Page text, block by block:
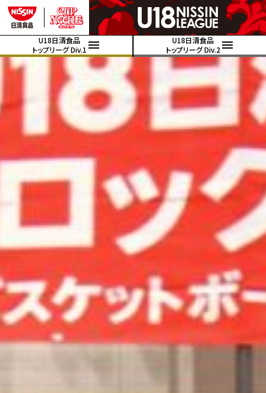
U18日清食品
トップリーグ Div.1
U18日清食品
トップリーグ Div.2